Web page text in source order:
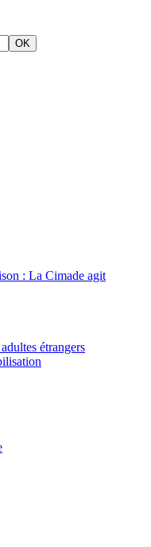
OK
: La Cimade agit
étrangers